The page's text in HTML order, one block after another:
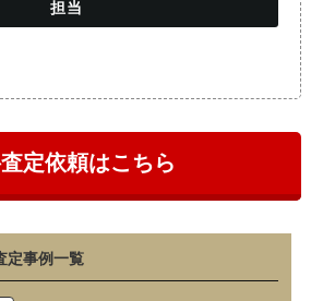
定依頼はこちら
定事例一覧